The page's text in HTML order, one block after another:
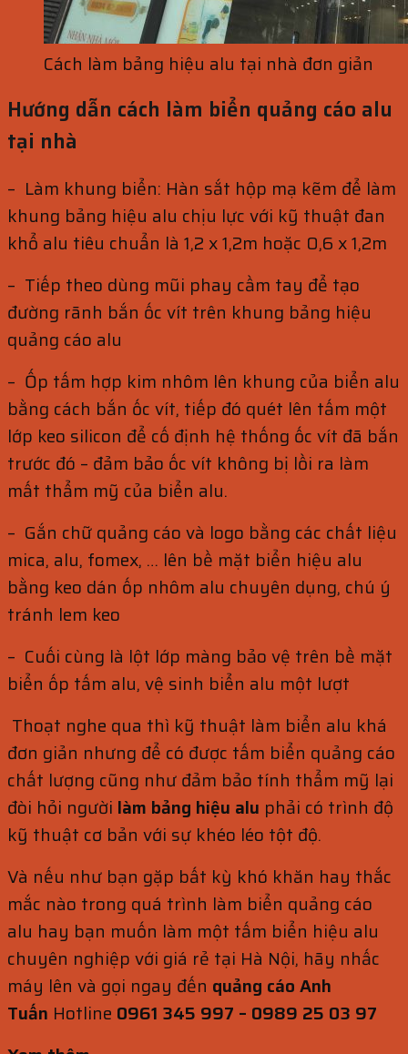
Cách làm bảng hiệu alu tại nhà đơn giản
Hướng dẫn cách làm biển quảng cáo alu
tại nhà
– Làm khung biển: Hàn sắt hộp mạ kẽm để làm
khung bảng hiệu alu chịu lực với kỹ thuật đan
khổ alu tiêu chuẩn là 1,2 x 1,2m hoặc 0,6 x 1,2m
– Tiếp theo dùng mũi phay cầm tay để tạo
đường rãnh bắn ốc vít trên khung bảng hiệu
quảng cáo alu
– Ốp tấm hợp kim nhôm lên khung của biển alu
bằng cách bắn ốc vít, tiếp đó quét lên tấm một
lớp keo silicon để cố định hệ thống ốc vít đã bắn
trước đó – đảm bảo ốc vít không bị lồi ra làm
mất thẩm mỹ của biển alu.
– Gắn chữ quảng cáo và logo bằng các chất liệu
mica, alu, fomex, … lên bề mặt biển hiệu alu
bằng keo dán ốp nhôm alu chuyên dụng, chú ý
tránh lem keo
– Cuối cùng là lột lớp màng bảo vệ trên bề mặt
biển ốp tấm alu, vệ sinh biển alu một lượt
Thoạt nghe qua thì kỹ thuật làm biển alu khá
đơn giản nhưng để có được tấm biển quảng cáo
chất lượng cũng như đảm bảo tính thẩm mỹ lại
đòi hỏi người làm bảng hiệu alu phải có trình độ
kỹ thuật cơ bản với sự khéo léo tột độ.
Và nếu như bạn gặp bất kỳ khó khăn hay thắc
mắc nào trong quá trình làm biển quảng cáo
alu hay bạn muốn làm một tấm biển hiệu alu
chuyên nghiệp với giá rẻ tại Hà Nội, hãy nhấc
máy lên và gọi ngay đến quảng cáo Anh
Tuấn Hotline 0961 345 997 – 0989 25 03 97